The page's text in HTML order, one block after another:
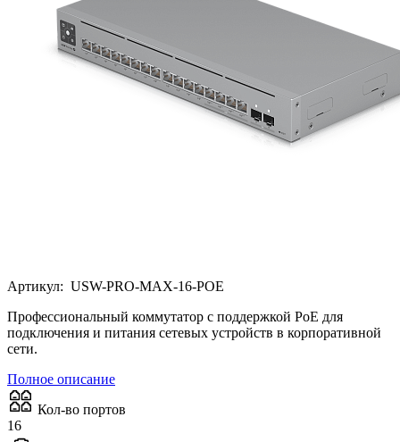
Артикул: USW-PRO-MAX-16-POE
Профессиональный коммутатор с поддержкой PoE для
подключения и питания сетевых устройств в корпоративной
сети.
Полное описание
Кол-во портов
16